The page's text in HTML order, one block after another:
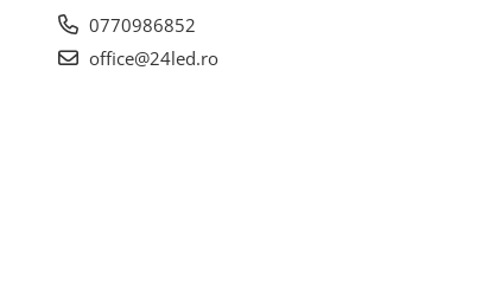
0770986852
office@24led.ro